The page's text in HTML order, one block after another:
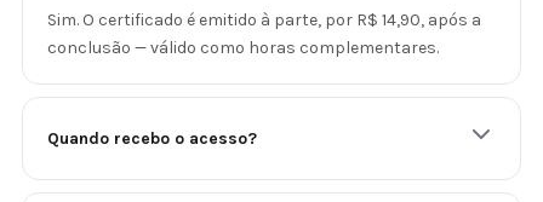
Sim. O certificado é emitido à parte, por R$ 14,90, após a
conclusão — válido como horas complementares.
Quando recebo o acesso?